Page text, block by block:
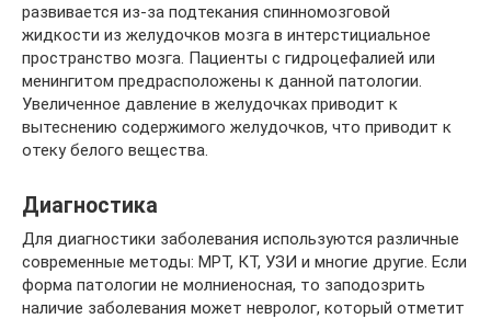
развивается из-за подтекания спинномозговой
жидкости из желудочков мозга в интерстициальное
пространство мозга. Пациенты с гидроцефалией или
менингитом предрасположены к данной патологии.
Увеличенное давление в желудочках приводит к
вытеснению содержимого желудочков, что приводит к
отеку белого вещества.
Диагностика
Для диагностики заболевания используются различные
современные методы: МРТ, КТ, УЗИ и многие другие. Если
форма патологии не молниеносная, то заподозрить
наличие заболевания может невролог, который отметит